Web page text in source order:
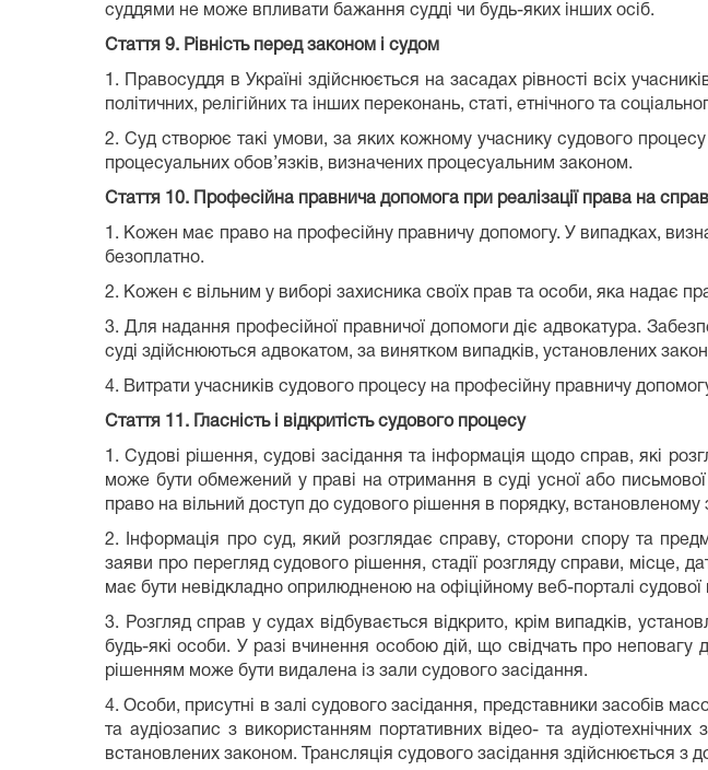
суддями не може впливати бажання судді чи будь-яких інших осіб.
Стаття 9. Рівність перед законом і судом
1. Правосуддя в Україні здійснюється на засадах рівності всіх
політичних, релігійних та інших переконань, статі, етнічного та
2. Суд створює такі умови, за яких кожному учаснику судового процесу
процесуальних обов’язків, визначених процесуальним законом.
Стаття 10. Професійна правнича допомога при реалізації права на
1. Кожен має право на професійну правничу допомогу. У випадках,
безоплатно.
2. Кожен є вільним у виборі захисника своїх прав та особи, яка надає
3. Для надання професійної правничої допомоги діє адвокатура.
суді здійснюються адвокатом, за винятком випадків, установлених
4. Витрати учасників судового процесу на професійну правничу
Стаття 11. Гласність і відкритість судового процесу
1. Cудові рішення, судові засідання та інформація щодо справ, які
може бути обмежений у праві на отримання в суді усної або
право на вільний доступ до судового рішення в порядку, встановленому
2. Інформація про суд, який розглядає справу, сторони спору та
заяви про перегляд судового рішення, стадії розгляду справи, місце,
має бути невідкладно оприлюдненою на офіційному веб-порталі
3. Розгляд справ у судах відбувається відкрито, крім випадків,
будь-які особи. У разі вчинення особою дій, що свідчать про
рішенням може бути видалена із зали судового засідання.
4. Особи, присутні в залі судового засідання, представники засобів
та аудіозапис з використанням портативних відео- та
встановлених законом. Трансляція судового засідання здійснюється з